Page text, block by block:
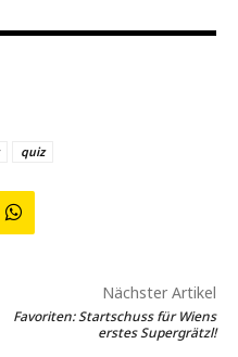
quiz
Nächster Artikel
Favoriten: Startschuss für Wiens
erstes Supergrätzl!